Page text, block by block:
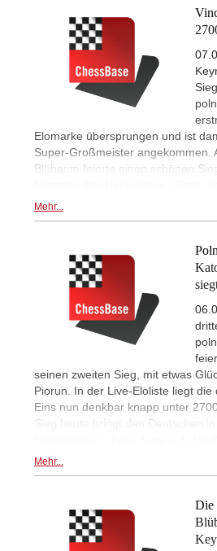
Elomarke übersprungen und ist
Super-Großmeister angekommen.
Blübaum feierte einen schönen
Mehr...
seinen zweiten Sieg, mit etwas
Piorun. In der Live-Eloliste liegt
Eins nun denkbar knapp unter
Sieg heute bringt den Deutschen in
Mehr...
Die